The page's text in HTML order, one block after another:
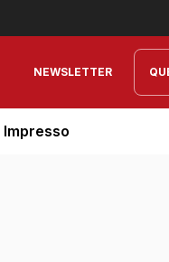
NEWSLETTER
Impresso